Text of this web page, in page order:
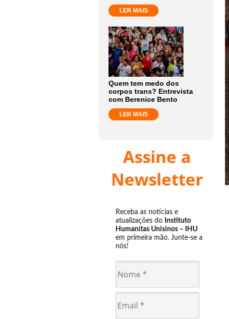
LER MAIS
Quem tem medo dos
corpos trans? Entrevista
com Berenice Bento
LER MAIS
Assine a
Newsletter
Receba as notícias e
atualizações do Instituto
Humanitas Unisinos – IHU
em primeira mão. Junte-se a
nós!